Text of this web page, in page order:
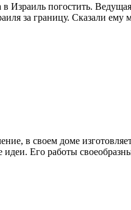
Израиль погостить.
за границу. Сказали ему
в своем доме
Его работы